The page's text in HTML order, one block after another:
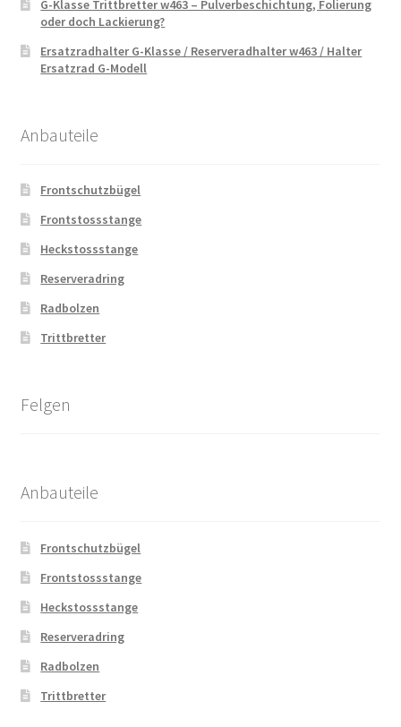
G-Klasse Trittbretter w463 – Pulverbeschichtung, Folierung
oder doch Lackierung?
Ersatzradhalter G-Klasse / Reserveradhalter w463 / Halter
Ersatzrad G-Modell
Anbauteile
Frontschutzbügel
Frontstossstange
Heckstossstange
Reserveradring
Radbolzen
Trittbretter
Felgen
Anbauteile
Frontschutzbügel
Frontstossstange
Heckstossstange
Reserveradring
Radbolzen
Trittbretter